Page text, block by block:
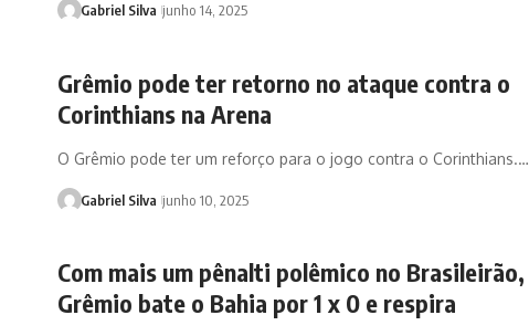
Gabriel Silva junho 14, 2025
Grêmio pode ter retorno no ataque contra o
Corinthians na Arena
O Grêmio pode ter um reforço para o jogo contra o Corinthians.…
Gabriel Silva junho 10, 2025
Com mais um pênalti polêmico no Brasileirão,
Grêmio bate o Bahia por 1 x 0 e respira